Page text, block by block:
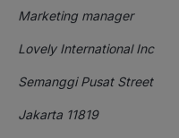
Marketing manager
Lovely International Inc
Semanggi Pusat Street
Jakarta 11819